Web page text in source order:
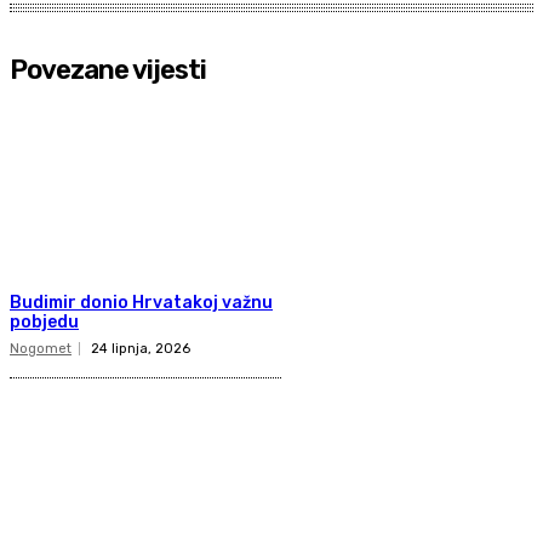
Povezane vijesti
Budimir donio Hrvatakoj važnu
pobjedu
Nogomet 24 lipnja, 2026